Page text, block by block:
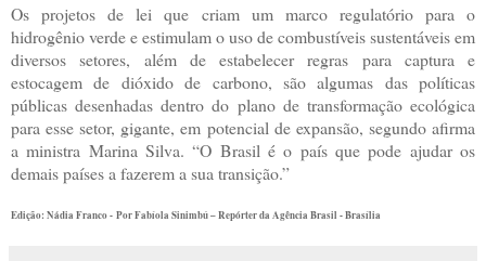
Os projetos de lei que criam um marco regulatório para o
hidrogênio verde e estimulam o uso de combustíveis sustentáveis em
diversos setores, além de estabelecer regras para captura e
estocagem de dióxido de carbono, são algumas das políticas
públicas desenhadas dentro do plano de transformação ecológica
para esse setor, gigante, em potencial de expansão, segundo afirma
a ministra Marina Silva. “O Brasil é o país que pode ajudar os
demais países a fazerem a sua transição.”
Edição: Nádia Franco - Por Fabíola Sinimbú – Repórter da Agência Brasil - Brasília